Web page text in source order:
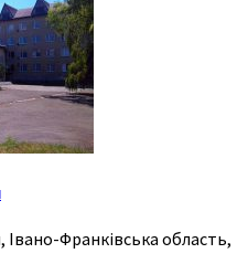
Івано-Франківська область,